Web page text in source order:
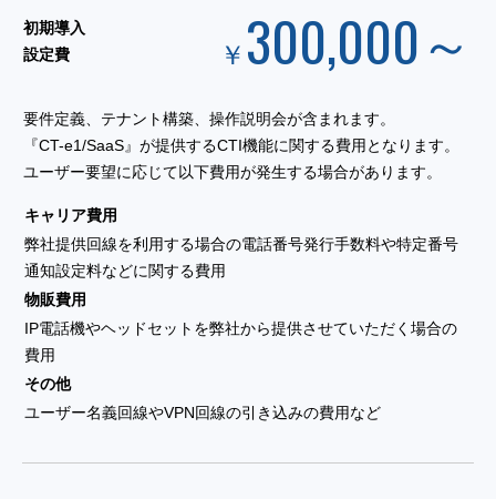
初期導入
設定費
￥300,000～
要件定義、テナント構築、操作説明会が含まれます。
『CT-e1/SaaS』が提供するCTI機能に関する費用となります。
ユーザー要望に応じて以下費用が発生する場合があります。
キャリア費用
弊社提供回線を利用する場合の電話番号発行手数料や特定番号
通知設定料などに関する費用
物販費用
IP電話機やヘッドセットを弊社から提供させていただく場合の
費用
その他
ユーザー名義回線やVPN回線の引き込みの費用など